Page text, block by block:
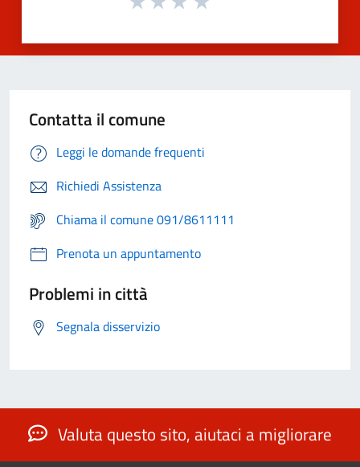
Contatta il comune
Leggi le domande frequenti
Richiedi Assistenza
Chiama il comune 091/8611111
Prenota un appuntamento
Problemi in città
Segnala disservizio
Valuta questo sito, aiutaci a migliorare